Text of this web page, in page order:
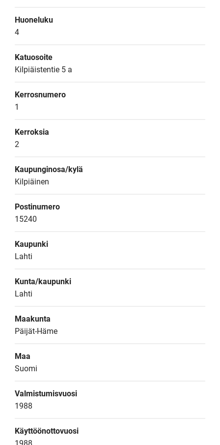
Huoneluku
4
Katuosoite
Kilpiäistentie 5 a
Kerrosnumero
1
Kerroksia
2
Kaupunginosa/kylä
Kilpiäinen
Postinumero
15240
Kaupunki
Lahti
Kunta/kaupunki
Lahti
Maakunta
Päijät-Häme
Maa
Suomi
Valmistumisvuosi
1988
Käyttöönottovuosi